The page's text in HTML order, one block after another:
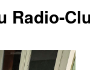
Radio-